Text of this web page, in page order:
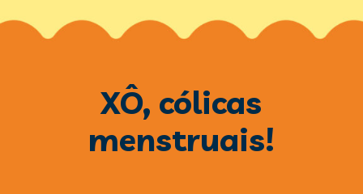
XÔ, cólicas
menstruais!